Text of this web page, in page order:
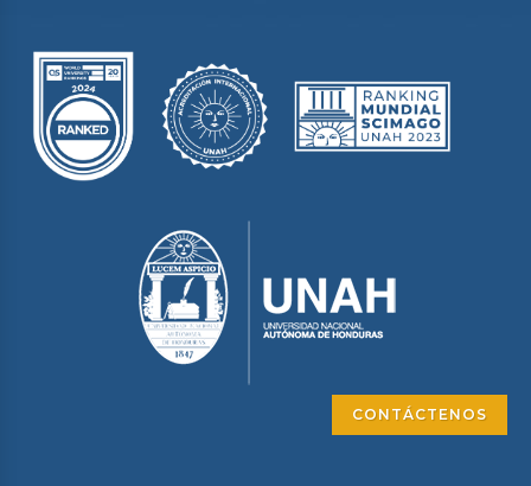
CONTÁCTENOS